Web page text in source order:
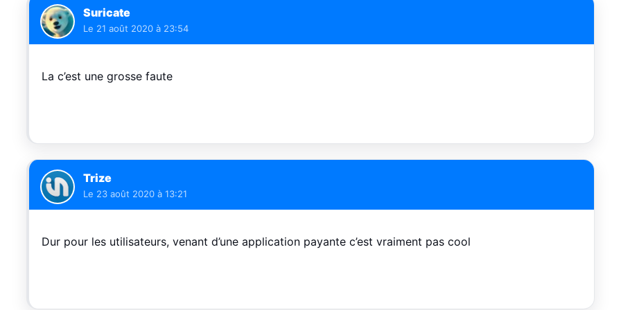
Suricate
Le 21 août 2020 à 23:54
La c’est une grosse faute
Trize
Le 23 août 2020 à 13:21
Dur pour les utilisateurs, venant d’une application payante c’est vraiment pas cool